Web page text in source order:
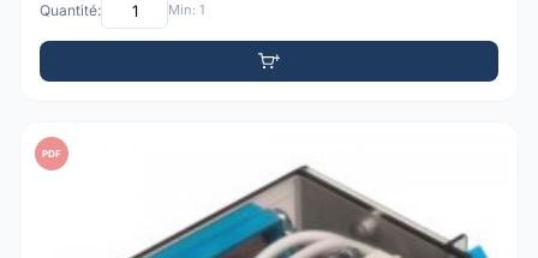
Quantité: Min: 1
PDF